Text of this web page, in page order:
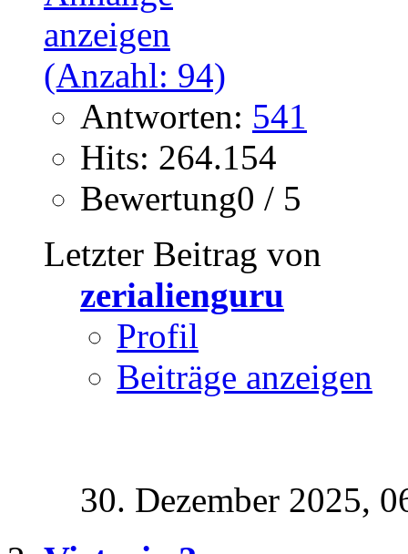
Antworten: 541
Hits: 264.154
Bewertung0 / 5
Letzter Beitrag von
zerialienguru
Profil
Beiträge anzeigen
30. Dezember 2025,